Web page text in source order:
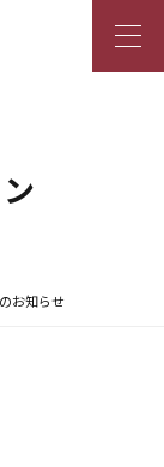
お知らせ